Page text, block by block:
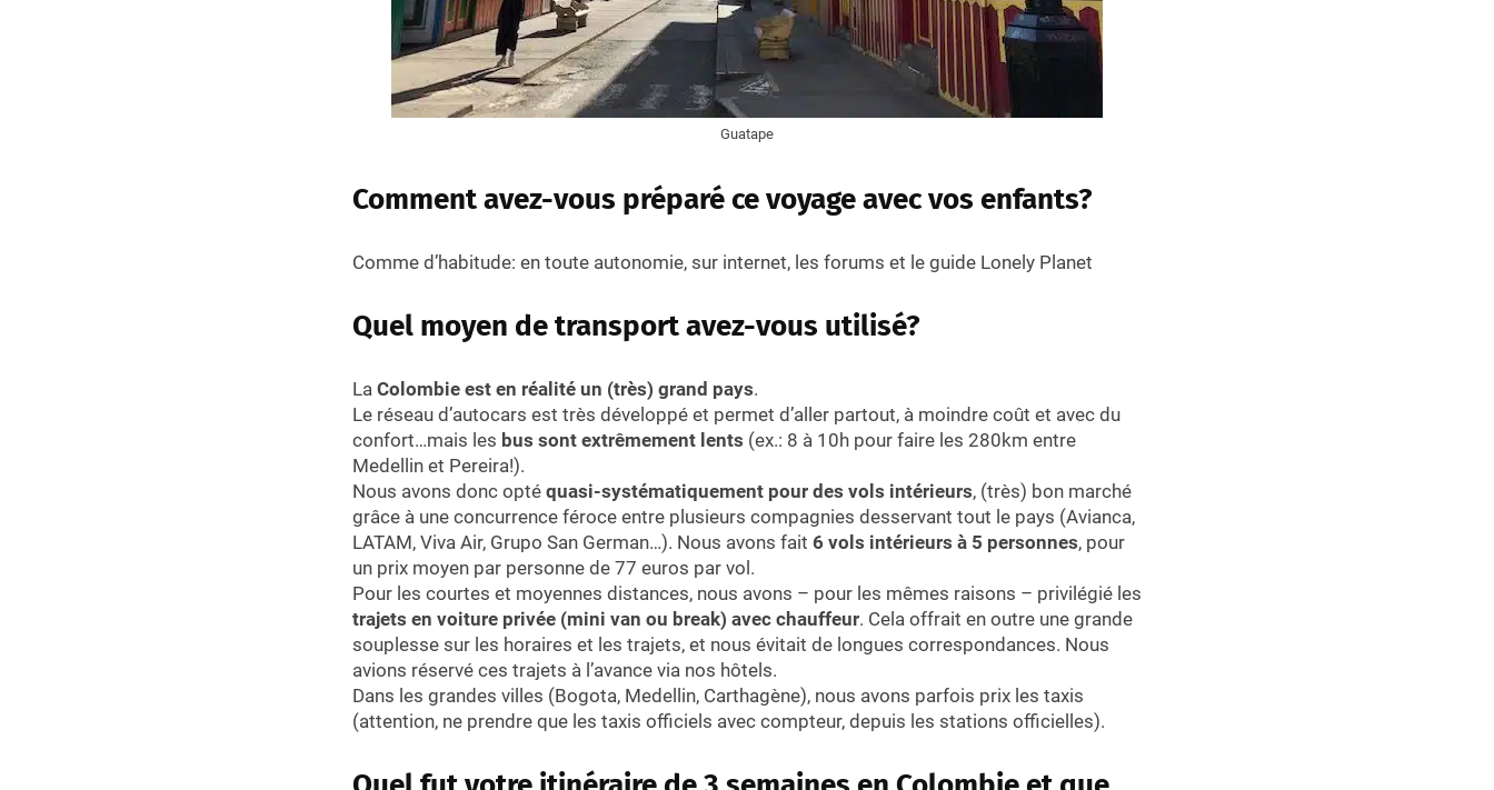
Guatape
Comment avez-vous préparé ce voyage avec vos enfants?
Comme d’habitude: en toute autonomie, sur internet, les forums et le guide Lonely Planet
Quel moyen de transport avez-vous utilisé?
La Colombie est en réalité un (très) grand pays.
Le réseau d’autocars est très développé et permet d’aller partout, à moindre coût et avec du
confort…mais les bus sont extrêmement lents (ex.: 8 à 10h pour faire les 280km entre
Medellin et Pereira!).
Nous avons donc opté quasi-systématiquement pour des vols intérieurs, (très) bon marché
grâce à une concurrence féroce entre plusieurs compagnies desservant tout le pays (Avianca,
LATAM, Viva Air, Grupo San German…). Nous avons fait 6 vols intérieurs à 5 personnes, pour
un prix moyen par personne de 77 euros par vol.
Pour les courtes et moyennes distances, nous avons – pour les mêmes raisons – privilégié les
trajets en voiture privée (mini van ou break) avec chauffeur. Cela offrait en outre une grande
souplesse sur les horaires et les trajets, et nous évitait de longues correspondances. Nous
avions réservé ces trajets à l’avance via nos hôtels.
Dans les grandes villes (Bogota, Medellin, Carthagène), nous avons parfois prix les taxis
(attention, ne prendre que les taxis officiels avec compteur, depuis les stations officielles).